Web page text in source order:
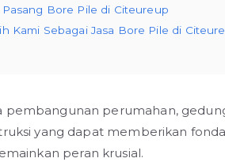
Pasang Bore Pile di Citeureup
Kami Sebagai Jasa Bore Pile di
pembangunan perumahan,
yang dapat memberikan
peran krusial.